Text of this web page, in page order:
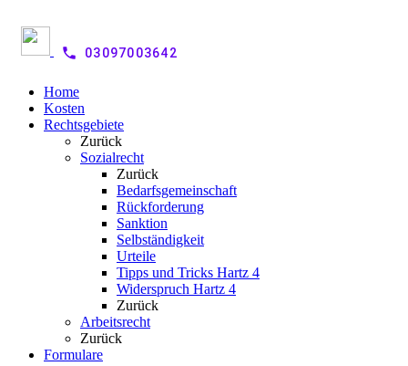
phone 03097003642
Home
Kosten
Rechtsgebiete
Zurück
Sozialrecht
Zurück
Bedarfsgemeinschaft
Rückforderung
Sanktion
Selbständigkeit
Urteile
Tipps und Tricks Hartz 4
Widerspruch Hartz 4
Zurück
Arbeitsrecht
Zurück
Formulare